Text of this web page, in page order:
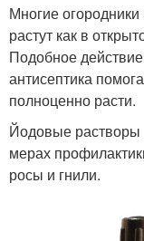
Многие
растут как в
Подобное
антисептика
полноценно расти.
Йодовые растворы
мерах
росы и гнили.